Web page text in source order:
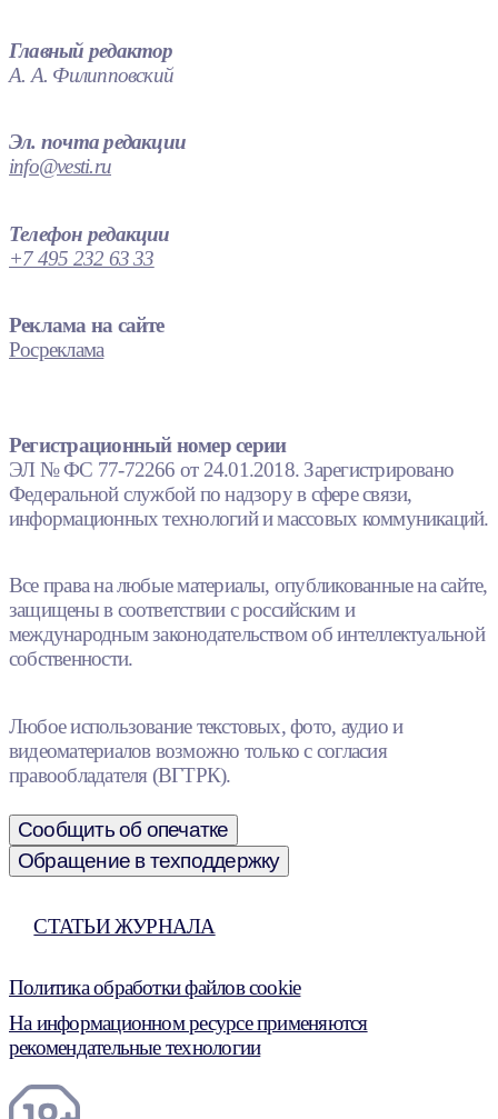
Главный редактор
А. А. Филипповский
Эл. почта редакции
info@vesti.ru
Телефон редакции
+7 495 232 63 33
Реклама на сайте
Росреклама
Регистрационный номер серии
ЭЛ № ФС 77-72266 от 24.01.2018. Зарегистрировано
Федеральной службой по надзору в сфере связи,
информационных технологий и массовых коммуникаций.
Все права на любые материалы, опубликованные на сайте,
защищены в соответствии с российским и
международным законодательством об интеллектуальной
собственности.
Любое использование текстовых, фото, аудио и
видеоматериалов возможно только с согласия
правообладателя (ВГТРК).
Сообщить об опечатке
Обращение в техподдержку
СТАТЬИ ЖУРНАЛА
Политика обработки файлов cookie
На информационном ресурсе применяются
рекомендательные технологии